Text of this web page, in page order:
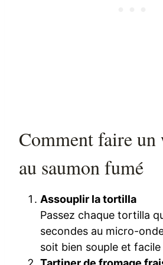
Comment faire
au saumon fumé
Assouplir la tortilla
Passez chaque tortilla
secondes au micro-
soit bien souple et facile